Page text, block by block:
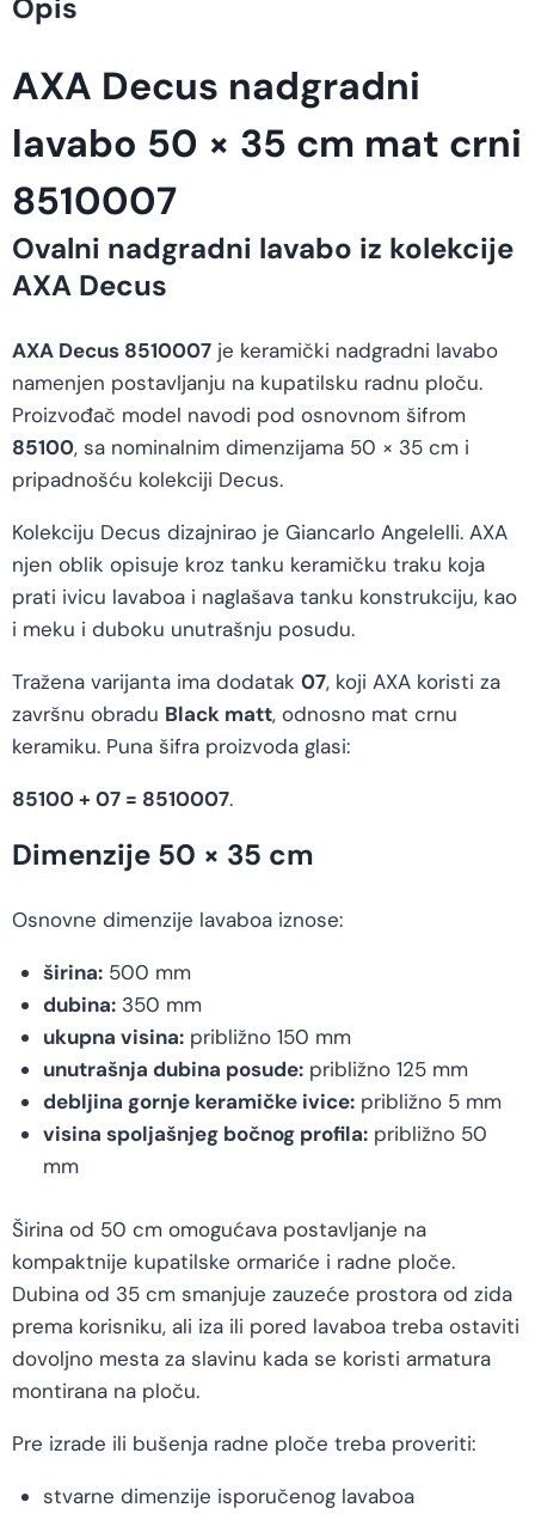
Opis
AXA Decus nadgradni
lavabo 50 × 35 cm mat crni
8510007
Ovalni nadgradni lavabo iz kolekcije
AXA Decus
AXA Decus 8510007 je keramički nadgradni lavabo
namenjen postavljanju na kupatilsku radnu ploču.
Proizvođač model navodi pod osnovnom šifrom
85100, sa nominalnim dimenzijama 50 × 35 cm i
pripadnošću kolekciji Decus.
Kolekciju Decus dizajnirao je Giancarlo Angelelli. AXA
njen oblik opisuje kroz tanku keramičku traku koja
prati ivicu lavaboa i naglašava tanku konstrukciju, kao
i meku i duboku unutrašnju posudu.
Tražena varijanta ima dodatak 07, koji AXA koristi za
završnu obradu Black matt, odnosno mat crnu
keramiku. Puna šifra proizvoda glasi:
85100 + 07 = 8510007.
Dimenzije 50 × 35 cm
Osnovne dimenzije lavaboa iznose:
širina:500 mm
dubina:350 mm
ukupna visina:približno 150 mm
unutrašnja dubina posude:približno 125 mm
debljina gornje keramičke ivice:približno 5 mm
visina spoljašnjeg bočnog profila:približno 50
mm
Širina od 50 cm omogućava postavljanje na
kompaktnije kupatilske ormariće i radne ploče.
Dubina od 35 cm smanjuje zauzeće prostora od zida
prema korisniku, ali iza ili pored lavaboa treba ostaviti
dovoljno mesta za slavinu kada se koristi armatura
montirana na ploču.
Pre izrade ili bušenja radne ploče treba proveriti:
stvarne dimenzije isporučenog lavaboa